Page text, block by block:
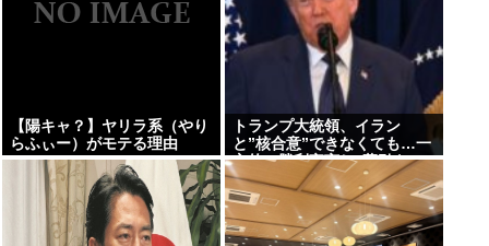
【陽キャ？】ヤリラ系（やり
らふぃー）がモテる理由
www
トランプ大統領、イラン
と”核合意”できなくても…一
方的に勝利宣言し”幕引き”の
考え示唆 米メディア